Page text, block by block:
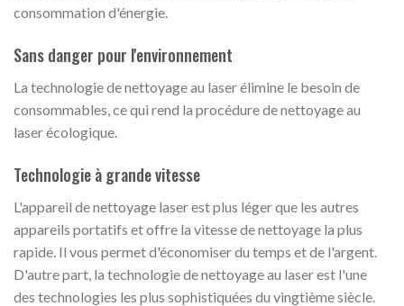
consommation d'énergie.
Sans danger pour l'environnement
La technologie de nettoyage au laser élimine le besoin de
consommables, ce qui rend la procédure de nettoyage au
laser écologique.
Technologie à grande vitesse
L'appareil de nettoyage laser est plus léger que les autres
appareils portatifs et offre la vitesse de nettoyage la plus
rapide. Il vous permet d'économiser du temps et de l'argent.
D'autre part, la technologie de nettoyage au laser est l'une
des technologies les plus sophistiquées du vingtième siècle.